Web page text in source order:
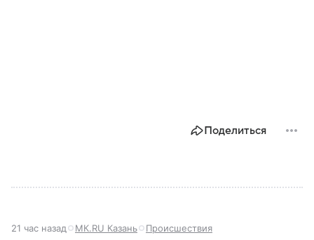
Поделиться
21 час назад МК.RU Казань Происшествия